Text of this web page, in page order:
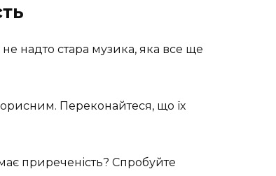
надто стара музика, яка все ще
Переконайтеся, що їх
приреченість? Спробуйте